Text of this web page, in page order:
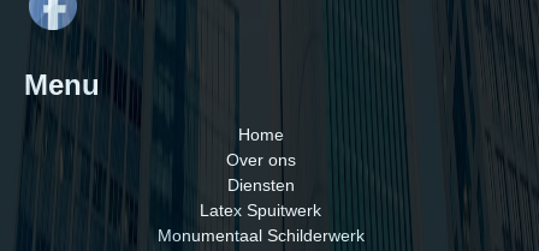
Menu
Home
Over ons
Diensten
Latex Spuitwerk
Monumentaal Schilderwerk